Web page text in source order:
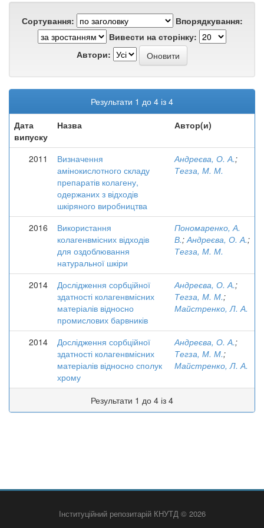
Сортування:
Впорядкування:
Вивести на сторінку:
Автори:
Результати 1 до 4 із 4
Дата
випуску
Назва Автор(и)
2011
Визначення
амінокислотного складу
препаратів колагену,
одержаних з відходів
шкіряного виробництва
Андреєва, О. А.;
Тегза, М. М.
2016
Використання
колагенвмісних відходів
для оздоблювання
натуральної шкіри
Пономаренко, А.
В.;Андреєва, О. А.;
Тегза, М. М.
2014
Дослідження сорбційної
здатності колагенвмісних
матеріалів відносно
промислових барвників
Андреєва, О. А.;
Тегза, М. М.;
Майстренко, Л. А.
2014
Дослідження сорбційної
здатності колагенвмісних
матеріалів відносно сполук
хрому
Андреєва, О. А.;
Тегза, М. М.;
Майстренко, Л. А.
Результати 1 до 4 із 4
Інституційний репозитарій КНУТД © 2026